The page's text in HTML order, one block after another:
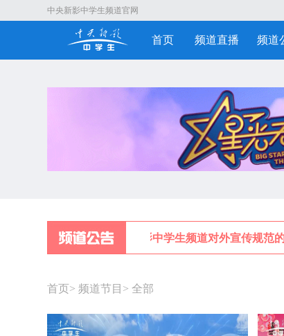
中央新影中学生频道官网
首页 频道直播 频道
关于中央新影中学生频道对外宣传规范的
首页> 频道节目 > 全部